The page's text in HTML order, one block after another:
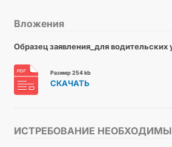
ИСТРЕБОВАНИЕ
Вложения
Образец заявления_для водительских
Размер 254 kb
СКАЧАТЬ